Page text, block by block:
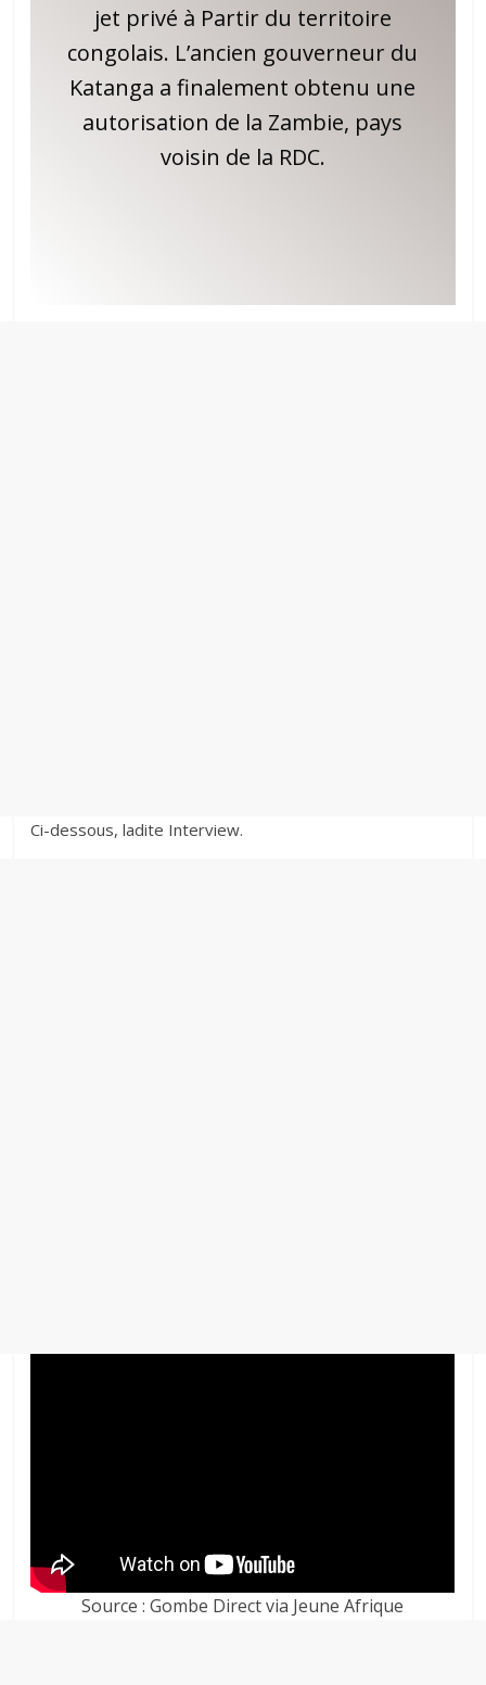
jet privé à Partir du territoire
congolais. L’ancien gouverneur du
Katanga a finalement obtenu une
autorisation de la Zambie, pays
voisin de la RDC.
Ci-dessous, ladite Interview.
Source : Gombe Direct via Jeune Afrique